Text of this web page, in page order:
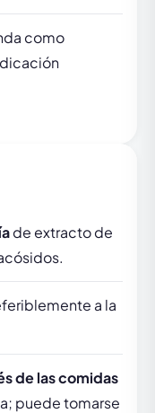
como
de extracto de
a la
de las comidas
puede tomarse